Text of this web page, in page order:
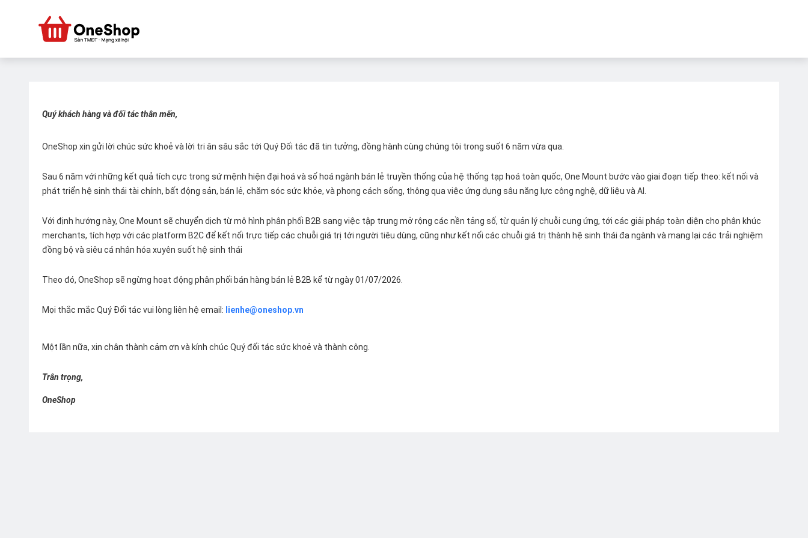
Quý khách hàng và đối tác thân mến,
OneShop xin gửi lời chúc sức khoẻ và lời tri ân sâu sắc tới Quý Đối tác đã tin tưởng, đồng hành cùng chúng tôi trong suốt 6 năm vừa qua.
Sau 6 năm với những kết quả tích cực trong sứ mệnh hiện đại hoá và số hoá ngành bán lẻ truyền thống của hệ thống tạp hoá toàn quốc, One Mount bước vào giai đoạn tiếp theo: kết nối và
phát triển hệ sinh thái tài chính, bất động sản, bán lẻ, chăm sóc sức khỏe, và phong cách sống, thông qua việc ứng dụng sâu năng lực công nghệ, dữ liệu và AI.
Với định hướng này, One Mount sẽ chuyển dịch từ mô hình phân phối B2B sang việc tập trung mở rộng các nền tảng số, từ quản lý chuỗi cung ứng, tới các giải pháp toàn diện cho phân khúc
merchants, tích hợp với các platform B2C để kết nối trực tiếp các chuỗi giá trị tới người tiêu dùng, cũng như kết nối các chuỗi giá trị thành hệ sinh thái đa ngành và mang lại các trải nghiệm
đồng bộ và siêu cá nhân hóa xuyên suốt hệ sinh thái
Theo đó, OneShop sẽ ngừng hoạt động phân phối bán hàng bán lẻ B2B kể từ ngày 01/07/2026.
Mọi thắc mắc Quý Đối tác vui lòng liên hệ email: lienhe@oneshop.vn
Một lần nữa, xin chân thành cảm ơn và kính chúc Quý đối tác sức khoẻ và thành công.
Trân trọng,
OneShop